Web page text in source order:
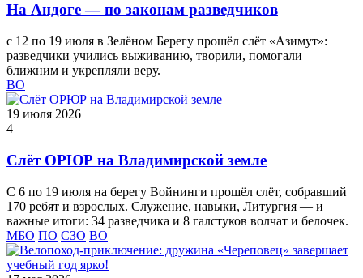
На Андоге — по законам разведчиков
с 12 по 19 июля в Зелёном Берегу прошёл слёт «Азимут»:
разведчики учились выживанию, творили, помогали
ближним и укрепляли веру.
ВО
19 июля 2026
4
Слёт ОРЮР на Владимирской земле
С 6 по 19 июля на берегу Войнинги прошёл слёт, собравший
170 ребят и взрослых. Служение, навыки, Литургия — и
важные итоги: 34 разведчика и 8 галстуков волчат и белочек.
МБО ПО СЗО ВО